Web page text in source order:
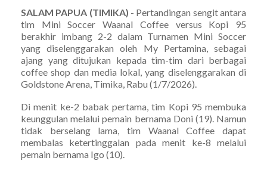
SALAM PAPUA (TIMIKA) - Pertandingan sengit antara
tim Mini Soccer Waanal Coffee versus Kopi 95
berakhir imbang 2-2 dalam Turnamen Mini Soccer
yang diselenggarakan oleh My Pertamina, sebagai
ajang yang ditujukan kepada tim-tim dari berbagai
coffee shop dan media lokal, yang diselenggarakan di
Goldstone Arena, Timika, Rabu (1/7/2026).
Di menit ke-2 babak pertama, tim Kopi 95 membuka
keunggulan melalui pemain bernama Doni (19). Namun
tidak berselang lama, tim Waanal Coffee dapat
membalas ketertinggalan pada menit ke-8 melalui
pemain bernama Igo (10).